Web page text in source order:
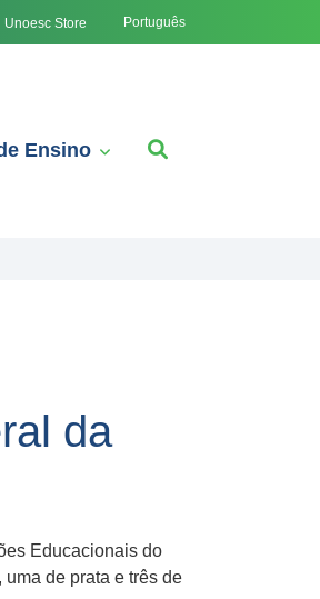
Unoesc Store Português
Ensino
da
Educacionais do
de prata e três de